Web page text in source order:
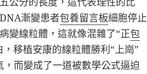
漸變患者包養留言板細胞停止
變線粒體，這就像混雜了“正包
移植安康的線粒體勝利“上崗”
而變成了一道被數學公式逼迫